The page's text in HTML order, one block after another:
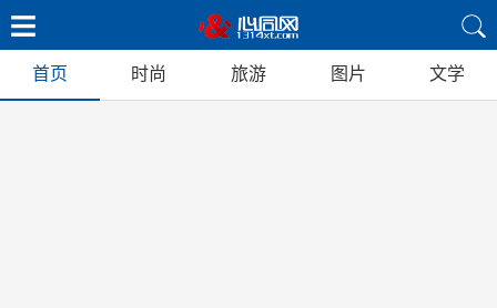
首页 时尚 旅游 图片 文学